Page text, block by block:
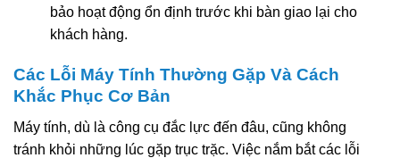
bảo hoạt động ổn định trước khi bàn giao lại cho
khách hàng.
Các Lỗi Máy Tính Thường Gặp Và Cách
Khắc Phục Cơ Bản
Máy tính, dù là công cụ đắc lực đến đâu, cũng không
tránh khỏi những lúc gặp trục trặc. Việc nắm bắt các lỗi